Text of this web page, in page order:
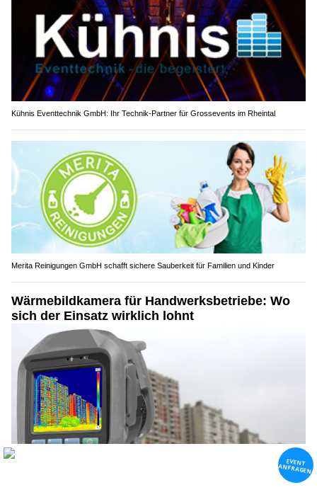
Kühnis Eventtechnik GmbH: Ihr Technik-Partner für Grossevents im Rheintal
Merita Reinigungen GmbH schafft sichere Sauberkeit für Familien und Kinder
Wärmebildkamera für Handwerksbetriebe: Wo
sich der Einsatz wirklich lohnt